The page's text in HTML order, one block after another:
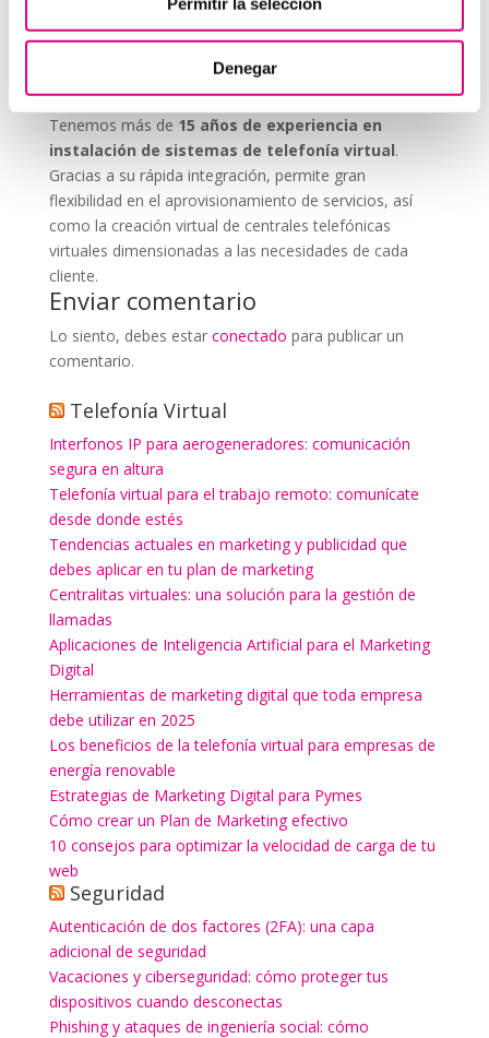
Denegar
que nos permitas estudiar tu caso particular.
Aunque si lo prefieres, puedes enviarnos un correo
virtual@networkes.com
900 800 806.
Tenemos más de 15 años de experiencia en
instalación de sistemas de telefonía virtual.
Gracias a su rápida integración, permite gran
flexibilidad en el aprovisionamiento de servicios, así
como la creación virtual de centrales telefónicas
virtuales dimensionadas a las necesidades de cada
cliente.
Enviar comentario
Lo siento, debes estar conectado para publicar un
comentario.
Telefonía Virtual
Interfonos IP para aerogeneradores: comunicación
segura en altura
Telefonía virtual para el trabajo remoto: comunícate
desde donde estés
Tendencias actuales en marketing y publicidad que
debes aplicar en tu plan de marketing
Centralitas virtuales: una solución para la gestión de
llamadas
Aplicaciones de Inteligencia Artificial para el Marketing
Digital
Herramientas de marketing digital que toda empresa
debe utilizar en 2025
Los beneficios de la telefonía virtual para empresas de
energía renovable
Estrategias de Marketing Digital para Pymes
Cómo crear un Plan de Marketing efectivo
10 consejos para optimizar la velocidad de carga de tu
web
Seguridad
Autenticación de dos factores (2FA): una capa
adicional de seguridad
Vacaciones y ciberseguridad: cómo proteger tus
dispositivos cuando desconectas
Phishing y ataques de ingeniería social: cómo